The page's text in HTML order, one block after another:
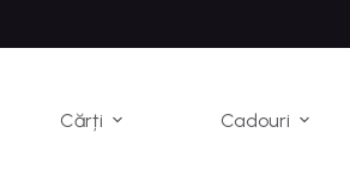
Cărți Cadouri